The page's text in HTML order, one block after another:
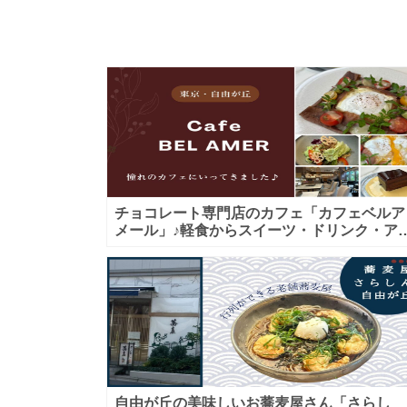
チョコレート専門店のカフェ「カフェベルア
メール」♪軽食からスイーツ・ドリンク・ア
も！
自由が丘の美味しいお蕎麦屋さん「さらし